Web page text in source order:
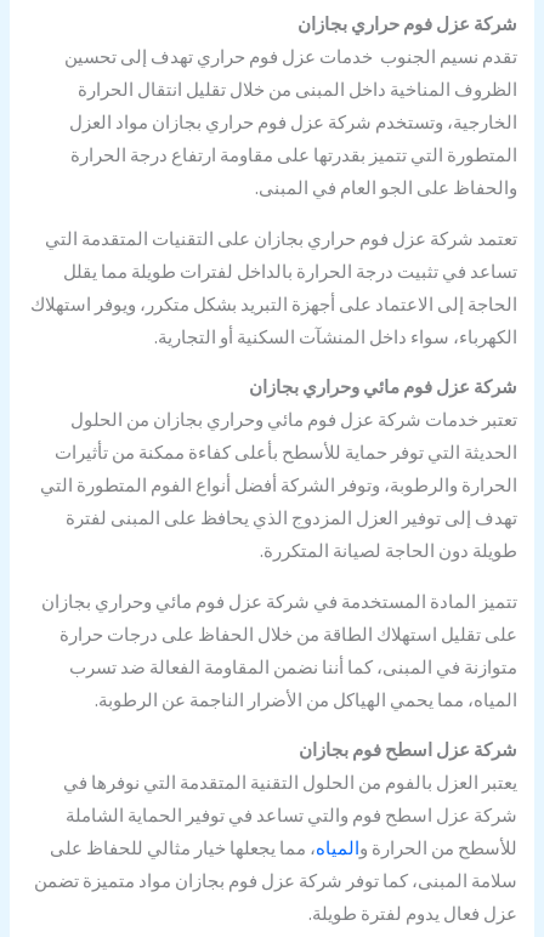
شركة عزل فوم حراري بجازان
تقدم نسيم الجنوب خدمات عزل فوم حراري تهدف إلى تحسين
الظروف المناخية داخل المبنى من خلال تقليل انتقال الحرارة
الخارجية، وتستخدم شركة عزل فوم حراري بجازان مواد العزل
المتطورة التي تتميز بقدرتها على مقاومة ارتفاع درجة الحرارة
والحفاظ على الجو العام في المبنى.
تعتمد شركة عزل فوم حراري بجازان على التقنيات المتقدمة التي
تساعد في تثبيت درجة الحرارة بالداخل لفترات طويلة مما يقلل
الحاجة إلى الاعتماد على أجهزة التبريد بشكل متكرر، ويوفر استهلاك
الكهرباء، سواء داخل المنشآت السكنية أو التجارية.
شركة عزل فوم مائي وحراري بجازان
تعتبر خدمات شركة عزل فوم مائي وحراري بجازان من الحلول
الحديثة التي توفر حماية للأسطح بأعلى كفاءة ممكنة من تأثيرات
الحرارة والرطوبة، وتوفر الشركة أفضل أنواع الفوم المتطورة التي
تهدف إلى توفير العزل المزدوج الذي يحافظ على المبنى لفترة
طويلة دون الحاجة لصيانة المتكررة.
تتميز المادة المستخدمة في شركة عزل فوم مائي وحراري بجازان
على تقليل استهلاك الطاقة من خلال الحفاظ على درجات حرارة
متوازنة في المبنى، كما أننا نضمن المقاومة الفعالة ضد تسرب
المياه، مما يحمي الهياكل من الأضرار الناجمة عن الرطوبة.
شركة عزل اسطح فوم بجازان
يعتبر العزل بالفوم من الحلول التقنية المتقدمة التي نوفرها في
شركة عزل اسطح فوم والتي تساعد في توفير الحماية الشاملة
للأسطح من الحرارة والمياه، مما يجعلها خيار مثالي للحفاظ على
سلامة المبنى، كما توفر شركة عزل فوم بجازان مواد متميزة تضمن
عزل فعال يدوم لفترة طويلة.